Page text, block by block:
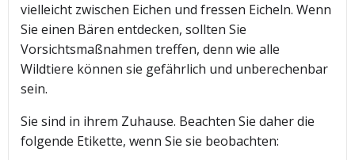
vielleicht zwischen Eichen und fressen Eicheln. Wenn
Sie einen Bären entdecken, sollten Sie
Vorsichtsmaßnahmen treffen, denn wie alle
Wildtiere können sie gefährlich und unberechenbar
sein.
Sie sind in ihrem Zuhause. Beachten Sie daher die
folgende Etikette, wenn Sie sie beobachten: